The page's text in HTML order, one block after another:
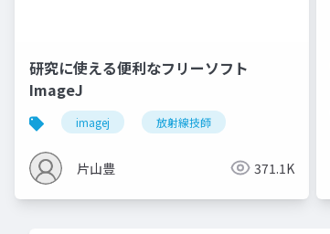
研究に使える便利なフリーソフト
ImageJ
imagej 放射線技師
片山豊 371.1K